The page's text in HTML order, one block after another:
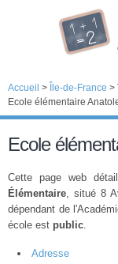
Accueil > Île-de-France >
Ecole élémentaire
Ecole
Cette page web
Élémentaire, situé 8
dépendant de
école est public.
Adresse